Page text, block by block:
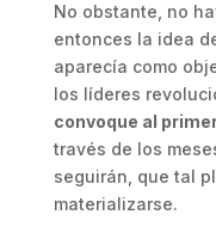
No obstante, no
entonces la idea
aparecía como
los líderes
convoque al
través de los
seguirán, que tal
materializarse.